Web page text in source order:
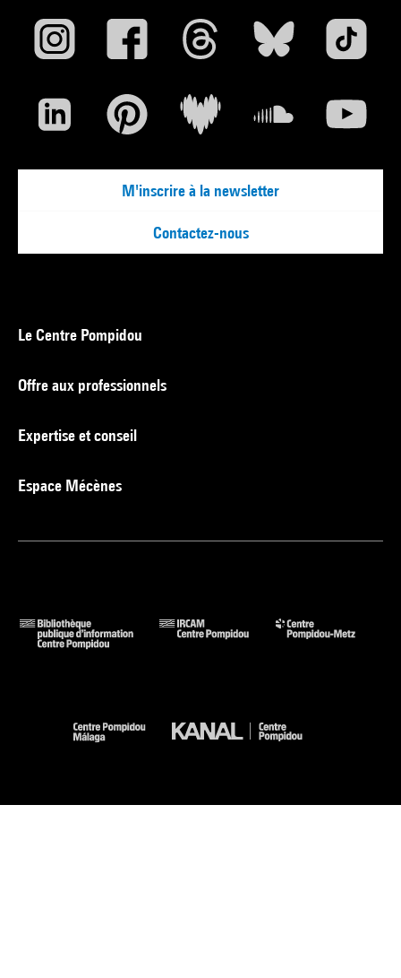
M'inscrire à la newsletter
Contactez-nous
Le Centre Pompidou
Offre aux professionnels
Expertise et conseil
Espace Mécènes